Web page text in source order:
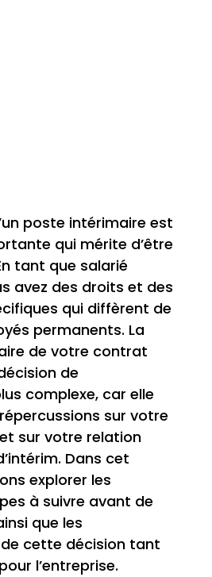
poste intérimaire est
qui mérite d’être
tant que salarié
avez des droits et des
qui diffèrent de
permanents. La
de votre contrat
de
complexe, car elle
sur votre
sur votre relation
Dans cet
explorer les
à suivre avant de
que les
cette décision tant
l’entreprise.